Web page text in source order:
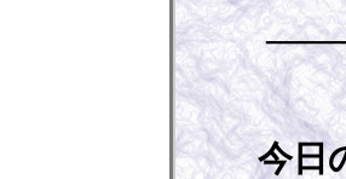
今日